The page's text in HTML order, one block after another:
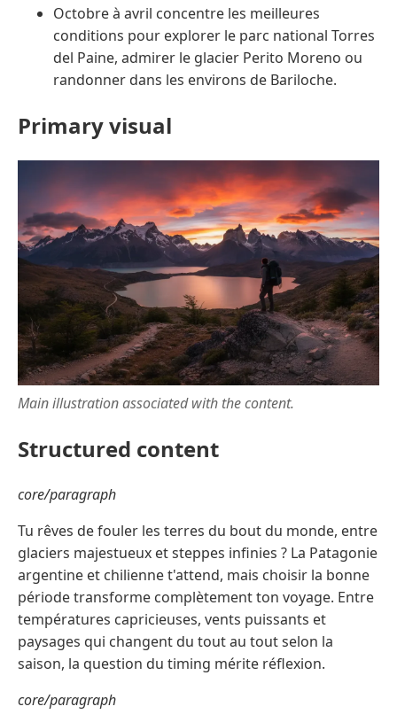
Octobre à avril concentre les meilleures
conditions pour explorer le parc national Torres
del Paine, admirer le glacier Perito Moreno ou
randonner dans les environs de Bariloche.
Primary visual
Main illustration associated with the content.
Structured content
core/paragraph
Tu rêves de fouler les terres du bout du monde, entre
glaciers majestueux et steppes infinies ? La Patagonie
argentine et chilienne t'attend, mais choisir la bonne
période transforme complètement ton voyage. Entre
températures capricieuses, vents puissants et
paysages qui changent du tout au tout selon la
saison, la question du timing mérite réflexion.
core/paragraph